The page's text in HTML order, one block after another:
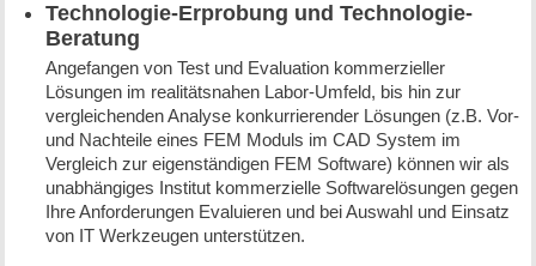
Technologie-Erprobung und Technologie-
Beratung
Angefangen von Test und Evaluation kommerzieller
Lösungen im realitätsnahen Labor-Umfeld, bis hin zur
vergleichenden Analyse konkurrierender Lösungen (z.B. Vor-
und Nachteile eines FEM Moduls im CAD System im
Vergleich zur eigenständigen FEM Software) können wir als
unabhängiges Institut kommerzielle Softwarelösungen gegen
Ihre Anforderungen Evaluieren und bei Auswahl und Einsatz
von IT Werkzeugen unterstützen.